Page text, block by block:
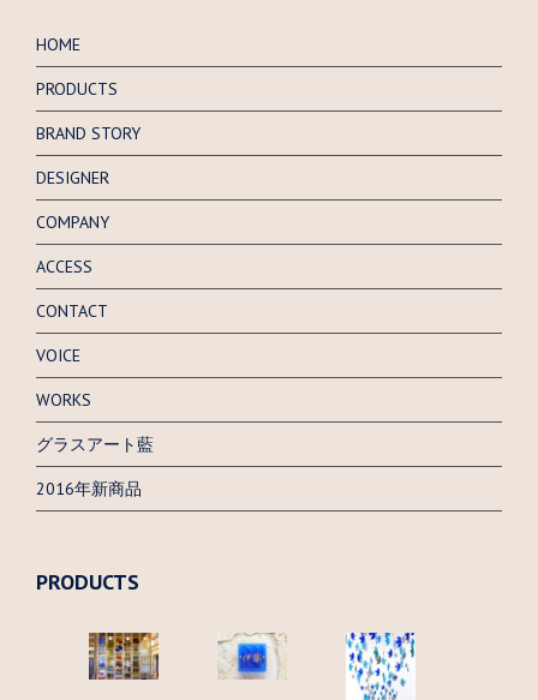
HOME
PRODUCTS
BRAND STORY
DESIGNER
COMPANY
ACCESS
CONTACT
VOICE
WORKS
グラスアート藍
2016年新商品
PRODUCTS